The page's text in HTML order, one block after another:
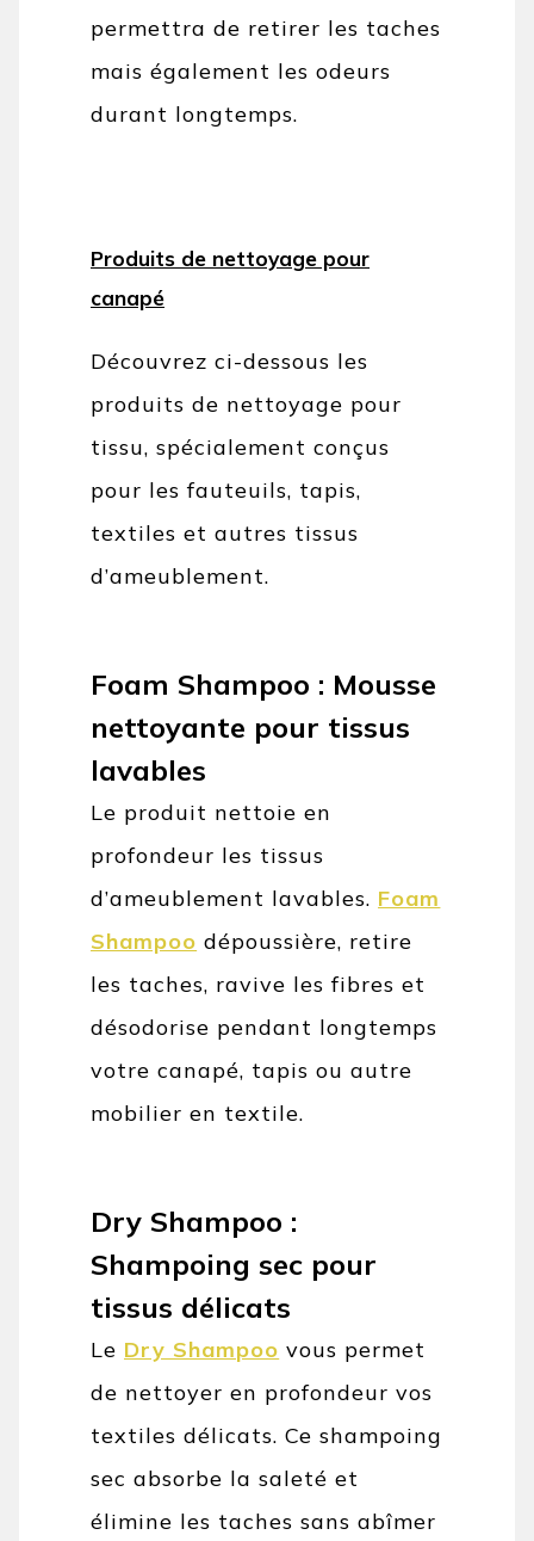
permettra de retirer les taches
mais également les odeurs
durant longtemps.
Produits de nettoyage pour
canapé
Découvrez ci-dessous les
produits de nettoyage pour
tissu, spécialement conçus
pour les fauteuils, tapis,
textiles et autres tissus
d’ameublement.
Foam Shampoo : Mousse
nettoyante pour tissus
lavables
Le produit nettoie en
profondeur les tissus
d’ameublement lavables. Foam
Shampoo dépoussière, retire
les taches, ravive les fibres et
désodorise pendant longtemps
votre canapé, tapis ou autre
mobilier en textile.
Dry Shampoo :
Shampoing sec pour
tissus délicats
Le Dry Shampoo vous permet
de nettoyer en profondeur vos
textiles délicats. Ce shampoing
sec absorbe la saleté et
élimine les taches sans abîmer